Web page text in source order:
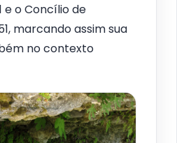
e o Concílio de
marcando assim sua
no contexto